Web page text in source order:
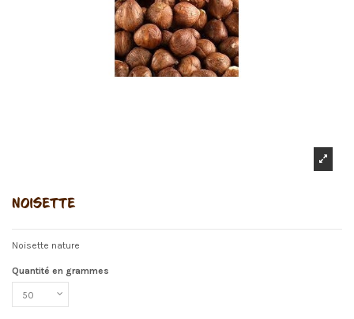
NOISETTE
Noisette nature
Quantité en grammes